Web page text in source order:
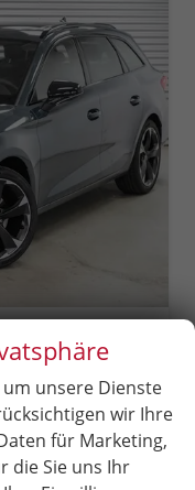
Blau Uni (9K)
unsere Dienste
wir Ihre
für Marketing,
die Sie uns Ihr